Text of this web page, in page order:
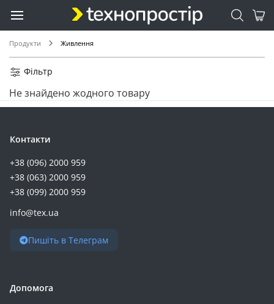
Продукти Живлення
Фільтр
Не знайдено жодного товару
Контакти
+38 (096) 2000 959
+38 (063) 2000 959
+38 (099) 2000 959
info@tex.ua
Пишіть в Телеграм
Допомога